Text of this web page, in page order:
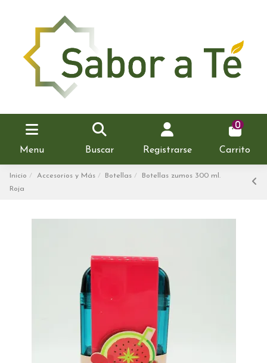
Menu Buscar Registrarse
0
Carrito
Inicio Accesorios y Más Botellas
Botellas zumos 300 ml.
Roja